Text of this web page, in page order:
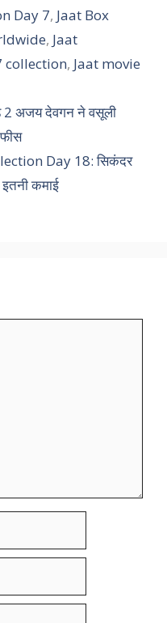
Day 7, Jaat Box
, Jaat
collection, Jaat movie
अजय देवगन ने वसूली
Day 18: सिकंदर
कमाई